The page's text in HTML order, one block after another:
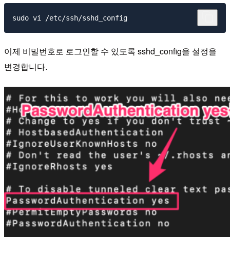
이제 비밀번호로 로그인할 수 있도록 sshd_config을 설정을
변경합니다.